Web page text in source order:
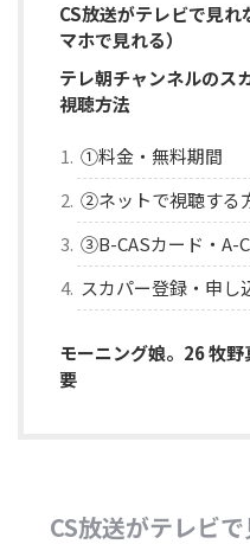
CS放送がテレビで見
マホで見れる）
テレ朝チャンネルのス
視聴方法
①料金・無料期間
②ネットで視聴する
③B-CASカード・A-
スカパー登録・申し
モーニング娘。26 牧
要
CS放送がテレビ